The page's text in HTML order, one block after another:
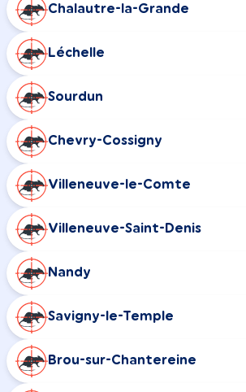
Chalautre-la-Grande
Léchelle
Sourdun
Chevry-Cossigny
Villeneuve-le-Comte
Villeneuve-Saint-Denis
Nandy
Savigny-le-Temple
Brou-sur-Chantereine